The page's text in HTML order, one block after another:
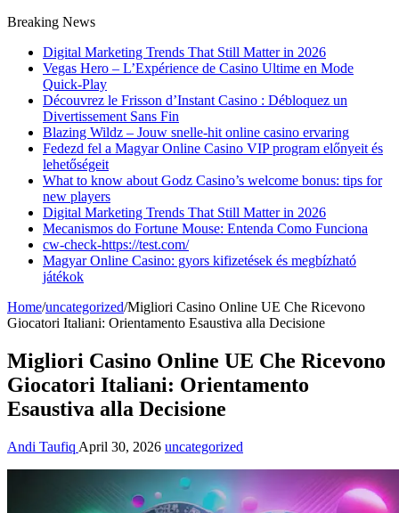
Breaking News
Digital Marketing Trends That Still Matter in 2026
Vegas Hero – L’Expérience de Casino Ultime en Mode
Quick‑Play
Découvrez le Frisson d’Instant Casino : Débloquez un
Divertissement Sans Fin
Blazing Wildz – Jouw snelle‑hit online casino ervaring
Fedezd fel a Magyar Online Casino VIP program előnyeit és
lehetőségeit
What to know about Godz Casino’s welcome bonus: tips for
new players
Digital Marketing Trends That Still Matter in 2026
Mecanismos do Fortune Mouse: Entenda Como Funciona
cw-check-https://test.com/
Magyar Online Casino: gyors kifizetések és megbízható
játékok
Home/uncategorized/Migliori Casino Online UE Che Ricevono
Giocatori Italiani: Orientamento Esaustiva alla Decisione
Migliori Casino Online UE Che Ricevono
Giocatori Italiani: Orientamento
Esaustiva alla Decisione
Andi Taufiq April 30, 2026 uncategorized